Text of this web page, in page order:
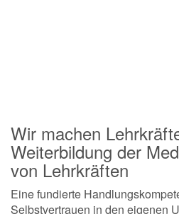
Wir machen
Weiterbildung der
von Lehrkräften
Eine fundierte
Selbstvertrauen in den eigenen